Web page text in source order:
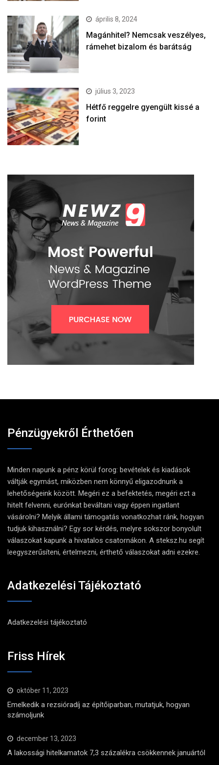
április 8, 2024
Magánhitel? Nemcsak veszélyes,
rámehet bizalom és barátság
július 3, 2023
Hétfő reggelre gyengült kissé a
forint
Pénzügyekről Érthetően
Minden napunk a pénz körül forog: bevételek és kiadások
váltják egymást, miközben nem könnyű eligazodnunk a
lehetőségeink között. Megéri ez a befektetés, megéri ezt a
hitelt felvenni, eurónkat beváltani vagy éppen ingatlant
vásárolni? Melyik állami támogatás vonatkozhat ránk, hogyan
tudjuk kihasználni? Egy sor kérdés, melyre sokszor bonyolult
válaszokat kapunk a hivatalos csatornákon. A steksz.hu segít
leegyszerűsíteni, értelmezni, érthető válaszokat adni ezekre.
Adatkezelési Tájékoztató
Adatkezelési tájékoztató
Friss Hírek
október 11, 2023
Emelkedik a rezsióradíj az építőiparban, mutatjuk, hogyan
számoljunk
december 13, 2023
A lakossági hitelkamatok 7,3 százalékra csökkennek januártól